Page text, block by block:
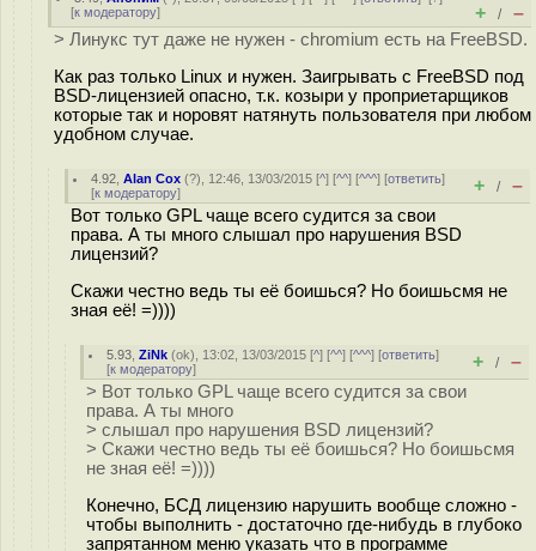
[к модератору] + / –
> Линукс тут даже не нужен - chromium есть на FreeBSD.
Как раз только Linux и нужен. Заигрывать с FreeBSD под
BSD-лицензией опасно, т.к. козыри у проприетарщиков
которые так и норовят натянуть пользователя при любом
удобном случае.
4.92 ,Alan Cox (?), 12:46, 13/03/2015 [^] [^^] [^^^] [ответить]
[к модератору] + / –
Вот только GPL чаще всего судится за свои
права. А ты много слышал про нарушения BSD
лицензий?
Скажи честно ведь ты её боишься? Но боишьсмя не
зная её! =))))
5.93 ,ZiNk (ok), 13:02, 13/03/2015 [^] [^^] [^^^] [ответить]
[к модератору] + / –
> Вот только GPL чаще всего судится за свои
права. А ты много
> слышал про нарушения BSD лицензий?
> Скажи честно ведь ты её боишься? Но боишьсмя
не зная её! =))))
Конечно, БСД лицензию нарушить вообще сложно -
чтобы выполнить - достаточно где-нибудь в глубоко
запрятанном меню указать что в программе